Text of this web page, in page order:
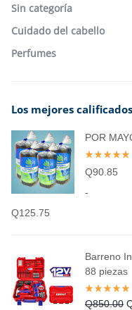
Sin categoría
Cuidado del cabello
Perfumes
Los mejores calificados
POR
Q90.85
-
Q125.75
Barreno
88 piezas
Q850.00